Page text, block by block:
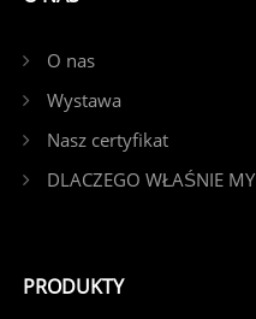
O nas
Wystawa
Nasz certyfikat
DLACZEGO WŁAŚNIE MY
PRODUKTY